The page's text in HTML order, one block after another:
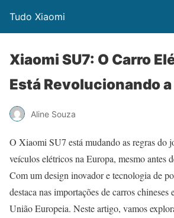
Tudo Xiaomi
Xiaomi SU7: O Carro
Está Revolucionando
Aline Souza
O Xiaomi SU7 está mudando as regras do
veículos elétricos na Europa, mesmo antes
Com um design inovador e tecnologia de
destaca nas importações de carros chineses
União Europeia. Neste artigo, vamos